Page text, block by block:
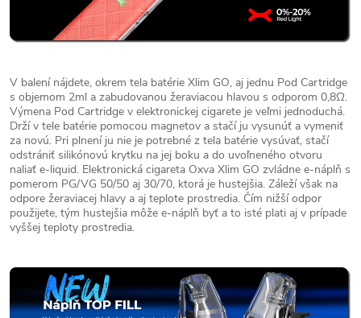
V balení nájdete, okrem tela batérie Xlim GO, aj jednu Pod Cartridge
s objemom 2ml a zabudovanou žeraviacou hlavou s odporom 0,8Ω.
Výmena Pod Cartridge v elektronickej cigarete je veľmi jednoduchá.
Drží v tele batérie pomocou magnetov a stačí ju vysunúť a vymeniť
za novú. Pri plnení ju nie je potrebné z tela batérie vysúvať, stačí
odstrániť silikónovú krytku na jej boku a do uvoľneného otvoru
naliať e-liquid. Elektronická cigareta Oxva Xlim GO zvládne e-náplň s
pomerom PG/VG 50/50 aj 30/70, ktorá je hustejšia. Záleží však na
odpore žeraviacej hlavy a aj teplote prostredia. Čím nižší odpor
použijete, tým hustejšia môže e-náplň byť a to isté plati aj v prípade
vyššej teploty prostredia.